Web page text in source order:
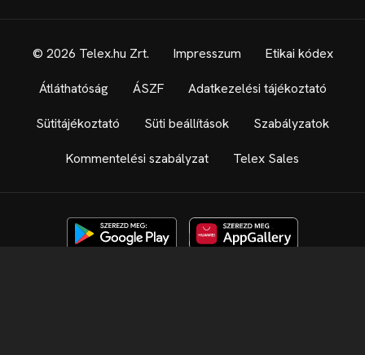
© 2026 Telex.hu Zrt. Impresszum Etikai kódex
Átláthatóság ÁSZF Adatkezelési tájékoztató
Sütitájékoztató Süti beállítások Szabályzatok
Kommentelési szabályzat Telex Sales